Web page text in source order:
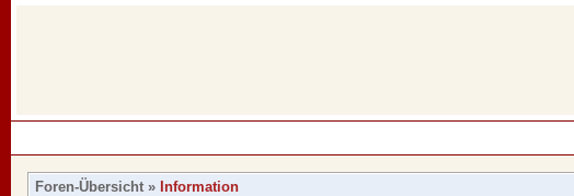
Foren-Übersicht » Information